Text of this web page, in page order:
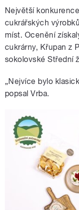
Největší
cukrářských
míst. Ocenění
cukrárny, Křupan z
sokolovské Střední
„Nejvíce bylo
popsal Vrba.